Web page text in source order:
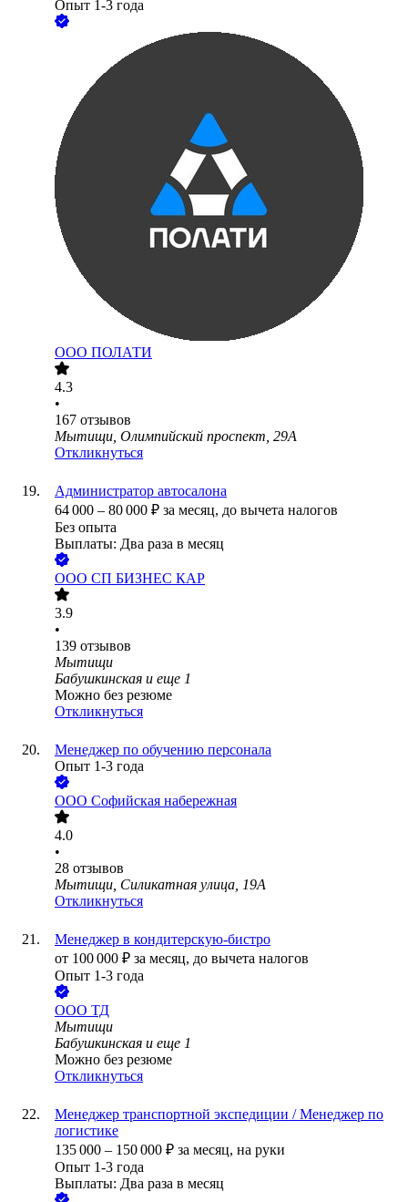
Опыт 1-3 года
ООО ПОЛАТИ
4.3
•
167 отзывов
Мытищи, Олимпийский проспект, 29А
Откликнуться
Администратор автосалона
64 000 – 80 000 ₽ за месяц, до вычета налогов
Без опыта
Выплаты: Два раза в месяц
ООО СП БИЗНЕС КАР
3.9
•
139 отзывов
Мытищи
Бабушкинская и еще 1
Можно без резюме
Откликнуться
Менеджер по обучению персонала
Опыт 1-3 года
ООО Софийская набережная
4.0
•
28 отзывов
Мытищи, Силикатная улица, 19А
Откликнуться
Менеджер в кондитерскую-бистро
от 100 000 ₽ за месяц, до вычета налогов
Опыт 1-3 года
ООО ТД
Мытищи
Бабушкинская и еще 1
Можно без резюме
Откликнуться
Менеджер транспортной экспедиции / Менеджер по
логистике
135 000 – 150 000 ₽ за месяц, на руки
Опыт 1-3 года
Выплаты: Два раза в месяц